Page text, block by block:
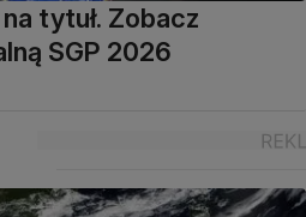
tytuł. Zobacz
SGP 2026